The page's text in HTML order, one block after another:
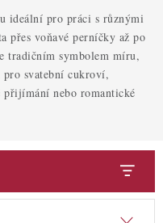
ideální pro práci s různými
přes voňavé perníčky až po
tradičním symbolem míru,
svatební cukroví,
nebo romantické